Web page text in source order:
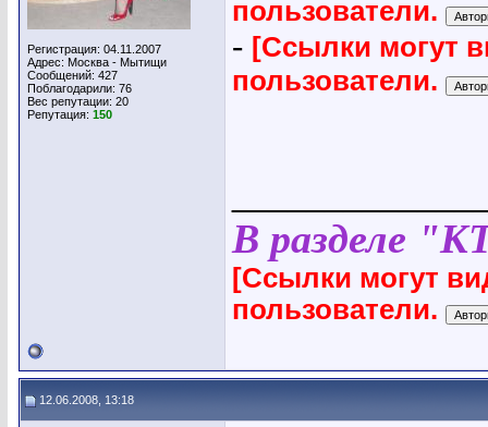
Регистрация: 04.11.2007
Адрес: Москва - Мытищи
Сообщений: 427
Поблагодарили: 76
Вес репутации: 20
Репутация: 150
пользователи.
- [Ссылки могут
пользователи.
В разделе
[Ссылки могут
пользователи.
12.06.2008, 13:18